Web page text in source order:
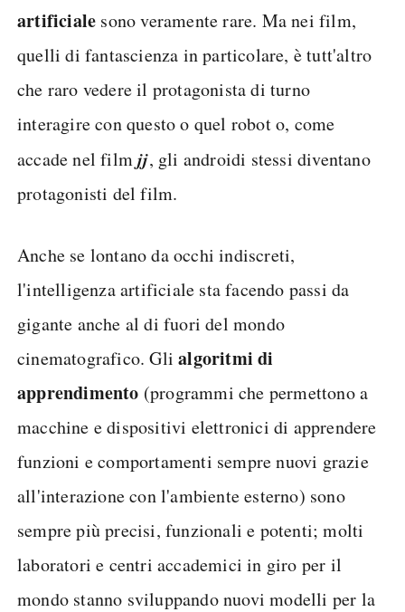
artificiale sono veramente rare. Ma nei film,
quelli di fantascienza in particolare, è tutt'altro
che raro vedere il protagonista di turno
interagire con questo o quel robot o, come
accade nel filmjj, gli androidi stessi diventano
protagonisti del film.
Anche se lontano da occhi indiscreti,
l'intelligenza artificiale sta facendo passi da
gigante anche al di fuori del mondo
cinematografico. Glialgoritmi di
apprendimento (programmi che permettono a
macchine e dispositivi elettronici di apprendere
funzioni e comportamenti sempre nuovi grazie
all'interazione con l'ambiente esterno) sono
sempre più precisi, funzionali e potenti; molti
laboratori e centri accademici in giro per il
mondo stanno sviluppando nuovi modelli per la